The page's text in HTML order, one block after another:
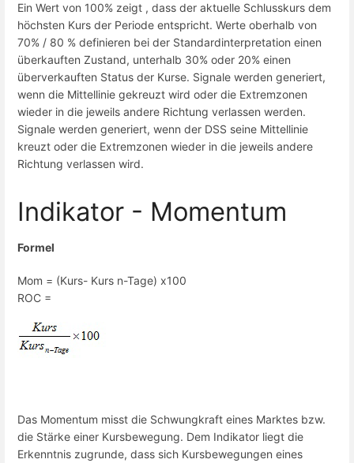
Ein Wert von 100% zeigt , dass der aktuelle Schlusskurs dem
höchsten Kurs der Periode entspricht. Werte oberhalb von
70% / 80 % definieren bei der Standardinterpretation einen
überkauften Zustand, unterhalb 30% oder 20% einen
überverkauften Status der Kurse. Signale werden generiert,
wenn die Mittellinie gekreuzt wird oder die Extremzonen
wieder in die jeweils andere Richtung verlassen werden.
Signale werden generiert, wenn der DSS seine Mittellinie
kreuzt oder die Extremzonen wieder in die jeweils andere
Richtung verlassen wird.
Indikator - Momentum
Formel
Mom = (Kurs- Kurs n-Tage) x100
ROC =
Das Momentum misst die Schwungkraft eines Marktes bzw.
die Stärke einer Kursbewegung. Dem Indikator liegt die
Erkenntnis zugrunde, dass sich Kursbewegungen eines